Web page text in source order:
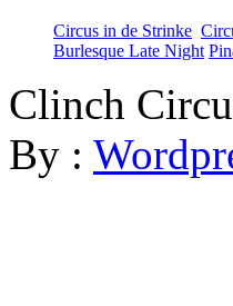
Circus in de Strinke
Burlesque Late Night
Clinch
By :